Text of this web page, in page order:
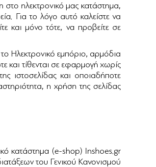
στο ηλεκτρονικό μας κατάστημα,
Για το λόγο αυτό καλείστε να
και μόνο τότε, να προβείτε σε
Ηλεκτρονικό εμπόριο, αρμόδια
και τίθενται σε εφαρμογή χωρίς
ιστοσελίδας και οποιαδήποτε
η χρήση της σελίδας
κατάστημα (e-shop) Inshoes.gr
του Γενικού Κανονισμού